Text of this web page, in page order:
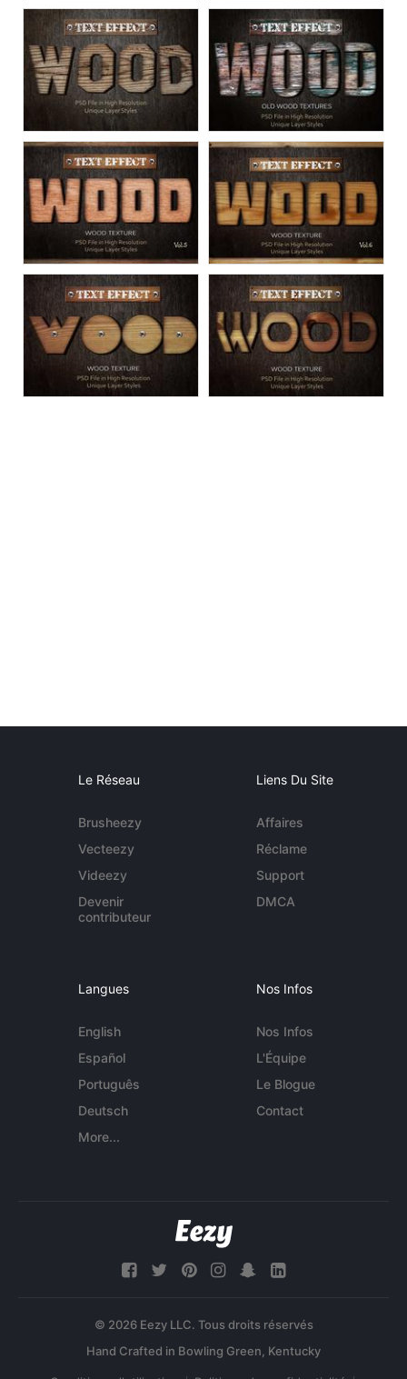
Le Réseau
Brusheezy
Vecteezy
Videezy
Devenir
contributeur
Liens Du Site
Affaires
Réclame
Support
DMCA
Langues
English
Español
Português
Deutsch
More...
Nos Infos
Nos Infos
L'Équipe
Le Blogue
Contact
© 2026 Eezy LLC. Tous droits réservés